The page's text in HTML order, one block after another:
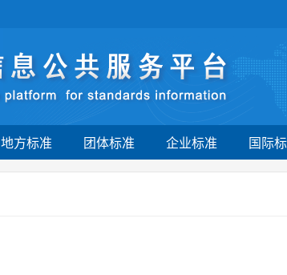
地方标准 团体标准 企业标准 国际